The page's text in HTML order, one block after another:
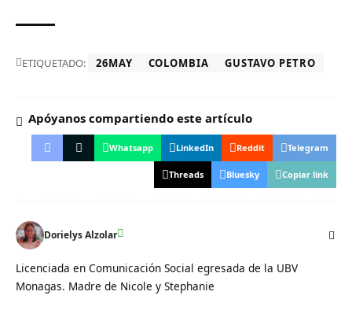
ETIQUETADO: 26MAY COLOMBIA GUSTAVO PETRO
Apóyanos compartiendo este artículo
Whatsapp LinkedIn Reddit Telegram
Threads Bluesky Copiar link
Dorielys Alzolar
Licenciada en Comunicación Social egresada de la UBV
Monagas. Madre de Nicole y Stephanie